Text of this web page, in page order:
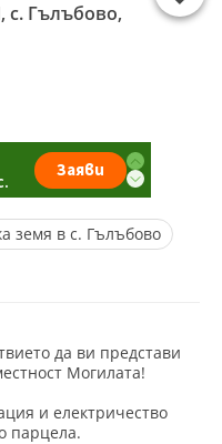
Гълъбово,
земя в с. Гълъбово
да ви представи
Могилата!
и електричество
парцела.